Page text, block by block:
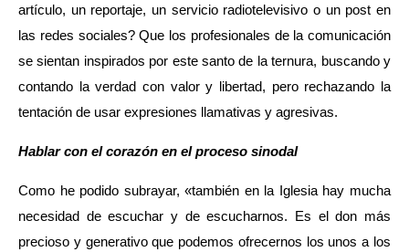
artículo, un reportaje, un servicio radiotelevisivo o un post en
las redes sociales? Que los profesionales de la comunicación
se sientan inspirados por este santo de la ternura, buscando y
contando la verdad con valor y libertad, pero rechazando la
tentación de usar expresiones llamativas y agresivas.
Hablar con el corazón en el proceso sinodal
Como he podido subrayar, «también en la Iglesia hay mucha
necesidad de escuchar y de escucharnos. Es el don más
precioso y generativo que podemos ofrecernos los unos a los